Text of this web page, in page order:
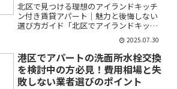
北区で見つける理想のアイランドキッチ
ン付き賃貸アパート｜魅力と後悔しない
選び方ガイド「北区でアイランドキッチ
ンのある賃貸アパートに住んでみたい」
と思っても、実際にどんな物件があるの
か、何を基準に選べばいいのか不安に感
じていませんか？駅近や新...
2025.07.30
港区でアパートの洗面所水栓交換
を検討中の方必見！費用相場と失
敗しない業者選びのポイント